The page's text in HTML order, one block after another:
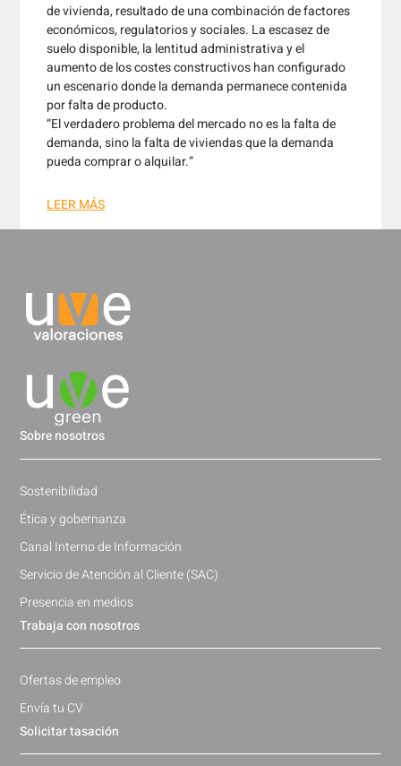
de vivienda, resultado de una combinación de factores
económicos, regulatorios y sociales. La escasez de
suelo disponible, la lentitud administrativa y el
aumento de los costes constructivos han configurado
un escenario donde la demanda permanece contenida
por falta de producto.
“El verdadero problema del mercado no es la falta de
demanda, sino la falta de viviendas que la demanda
pueda comprar o alquilar.”
LEER MÁS
Solicitar tasación
Trabaja con nosotros
Ofertas de empleo
Envía tu CV
Sobre nosotros
Sostenibilidad
Ética y gobernanza
Canal Interno de Información
Servicio de Atención al Cliente (SAC)
Presencia en medios